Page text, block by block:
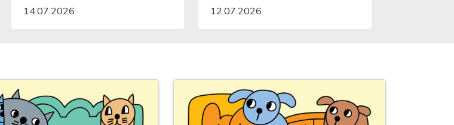
14.07.2026
málo vyšší jsem dostal
12.07.2026